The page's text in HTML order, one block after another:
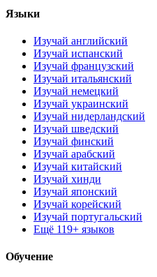
Языки
Изучай английский
Изучай испанский
Изучай французский
Изучай итальянский
Изучай немецкий
Изучай украинский
Изучай нидерландский
Изучай шведский
Изучай финский
Изучай арабский
Изучай китайский
Изучай хинди
Изучай японский
Изучай корейский
Изучай португальский
Ещё 119+ языков
Обучение